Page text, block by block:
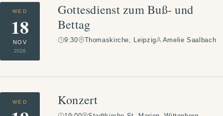
WED
18
NOV
2026
Gottesdienst zum Buß- und
Bettag
9:30 Thomaskirche, Leipzig Amelie Saalbach
WED Konzert